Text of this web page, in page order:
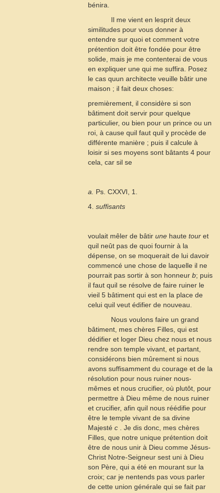
bénira.
Il me vient en lesprit deux
similitudes pour vous donner à
entendre sur quoi et comment votre
prétention doit être fondée pour être
solide, mais je me contenterai de vous
en expliquer une qui me suffira. Posez
le cas quun architecte veuille bâtir une
maison ; il fait deux choses:
premièrement, il considère si son
bâtiment doit servir pour quelque
particulier, ou bien pour un prince ou un
roi, à cause quil faut quil y procède de
différente manière ; puis il calcule à
loisir si ses moyens sont bâtants 4 pour
cela, car sil se
a.
Ps. CXXVI, 1.
4. suffisants
voulait mêler de bâtir une haute tour et
quil neût pas de quoi fournir à la
dépense, on se moquerait de lui davoir
commencé une chose de laquelle il ne
pourrait pas sortir à son honneur b; puis
il faut quil se résolve de faire ruiner le
vieil 5 bâtiment qui est en la place de
celui quil veut édifier de nouveau.
Nous voulons faire un grand
bâtiment, mes chères Filles, qui est
dédifier et loger Dieu chez nous et nous
rendre son temple vivant, et partant,
considérons bien mûrement si nous
avons suffisamment du courage et de la
résolution pour nous ruiner nous-
mêmes et nous crucifier, où plutôt, pour
permettre à Dieu même de nous ruiner
et crucifier, afin quil nous réédifie pour
être le temple vivant de sa divine
Majesté c . Je dis donc, mes chères
Filles, que notre unique prétention doit
être de nous unir à Dieu comme Jésus-
Christ Notre-Seigneur sest uni à Dieu
son Père, qui a été en mourant sur la
croix; car je nentends pas vous parler
de cette union générale qui se fait par